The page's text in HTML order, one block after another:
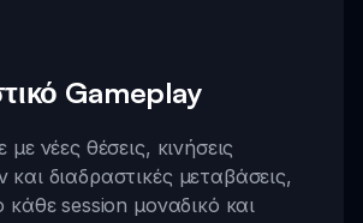
Gameplay
νέες θέσεις, κινήσεις
διαδραστικές μεταβάσεις,
κάθε session μοναδικό και